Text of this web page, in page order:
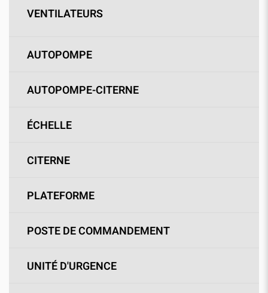
VENTILATEURS
AUTOPOMPE
AUTOPOMPE-CITERNE
ÉCHELLE
CITERNE
PLATEFORME
POSTE DE COMMANDEMENT
UNITÉ D'URGENCE